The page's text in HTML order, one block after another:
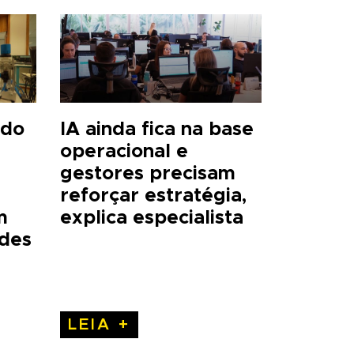
IA ainda fica na base
operacional e
gestores precisam
reforçar estratégia,
explica especialista
LEIA +